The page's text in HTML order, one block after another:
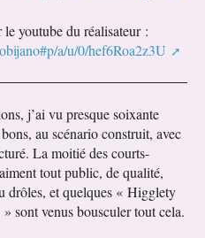
youtube du réalisateur :
a/u/0/hef6Roa2z3U
j’ai vu presque soixante
au scénario construit, avec
La moitié des courts-
tout public, de qualité,
drôles, et quelques « Higglety
sont venus bousculer tout cela.